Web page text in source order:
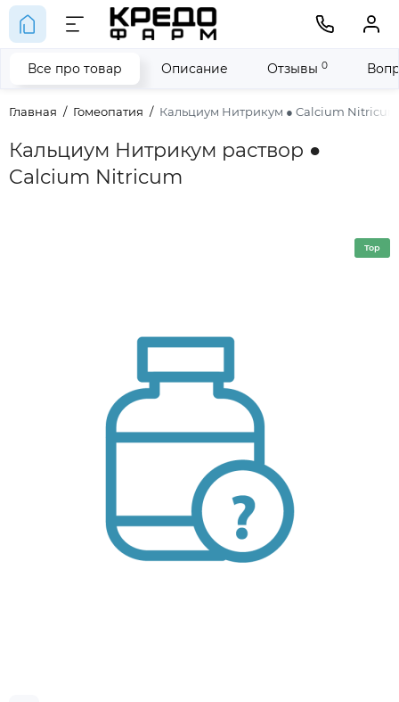
Главная Гомеопатия Кальциум Нитрикум ● Calcium Nitricum
Кальциум Нитрикум раствор ●
Calcium Nitricum
Все про товар Описание Отзывы 0
Top